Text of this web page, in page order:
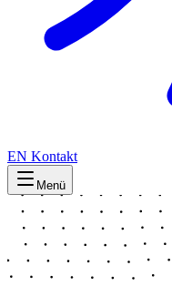
EN Kontakt
Menü